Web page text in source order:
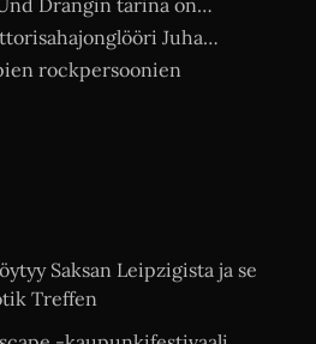
Drangin tarina on…
Juha…
rockpersoonien
Saksan Leipzigista ja se
Treffen